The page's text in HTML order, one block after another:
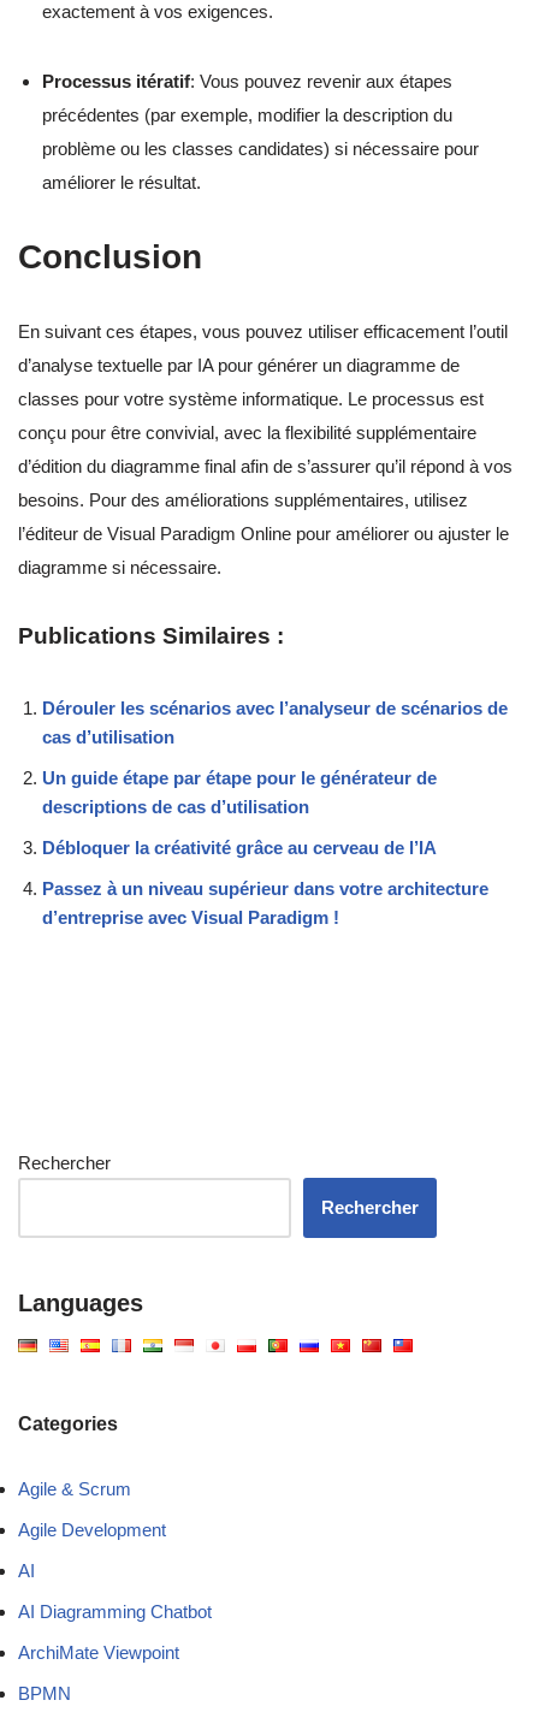
exactement à vos exigences.
Processus itératif: Vous pouvez revenir aux étapes
précédentes (par exemple, modifier la description du
problème ou les classes candidates) si nécessaire pour
améliorer le résultat.
Conclusion
En suivant ces étapes, vous pouvez utiliser efficacement l’outil
d’analyse textuelle par IA pour générer un diagramme de
classes pour votre système informatique. Le processus est
conçu pour être convivial, avec la flexibilité supplémentaire
d’édition du diagramme final afin de s’assurer qu’il répond à vos
besoins. Pour des améliorations supplémentaires, utilisez
l’éditeur de Visual Paradigm Online pour améliorer ou ajuster le
diagramme si nécessaire.
Publications Similaires :
Dérouler les scénarios avec l’analyseur de scénarios de
cas d’utilisation
Un guide étape par étape pour le générateur de
descriptions de cas d’utilisation
Débloquer la créativité grâce au cerveau de l’IA
Passez à un niveau supérieur dans votre architecture
d’entreprise avec Visual Paradigm !
Rechercher
Rechercher
Languages
Categories
Agile & Scrum
Agile Development
AI
AI Diagramming Chatbot
ArchiMate Viewpoint
BPMN